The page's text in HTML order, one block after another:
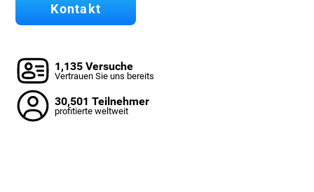
Kontakt
1,135 Versuche
Vertrauen Sie uns bereits
30,501 Teilnehmer
profitierte weltweit